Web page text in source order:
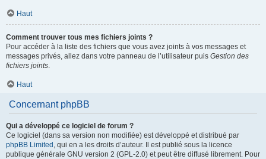
Haut
Comment trouver tous mes fichiers joints ?
Pour accéder à la liste des fichiers que vous avez joints à vos messages et
messages privés, allez dans votre panneau de l’utilisateur puis Gestion des
fichiers joints.
Haut
Concernant phpBB
Qui a développé ce logiciel de forum ?
Ce logiciel (dans sa version non modifiée) est développé et distribué par
phpBB Limited , qui en a les droits d’auteur. Il est publié sous la licence
publique générale GNU version 2 (GPL-2.0) et peut être diffusé librement. Pour